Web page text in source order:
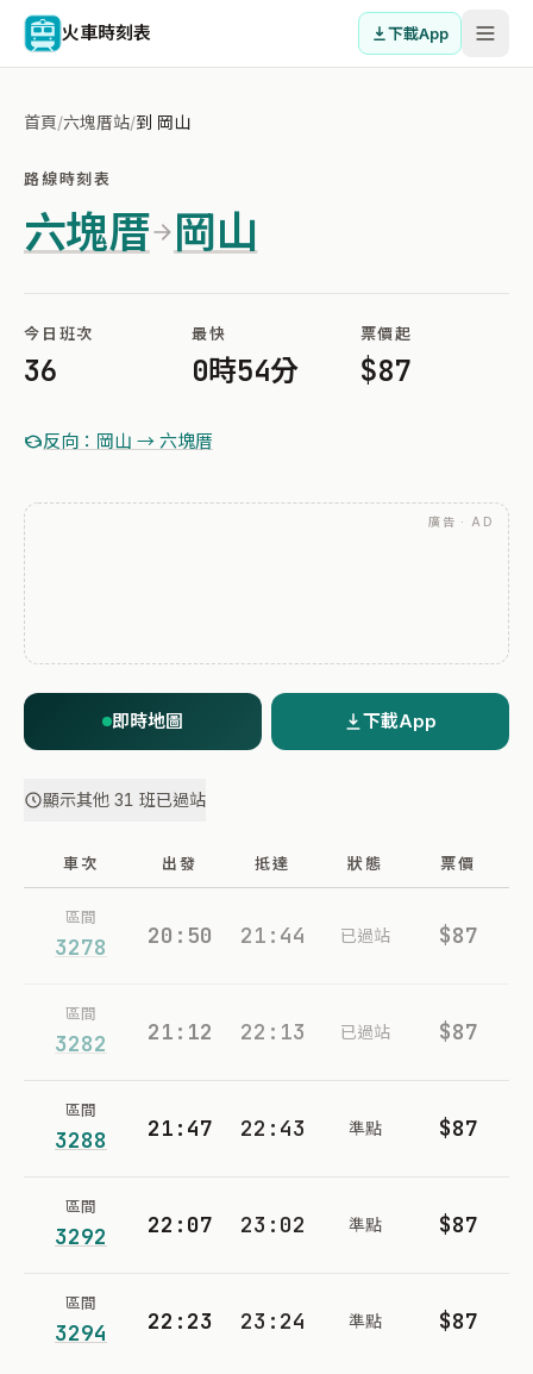
火車時刻表 下載App
首頁/六塊厝站/到 岡山
路線時刻表
六塊厝 岡山
今日班次
36
最快
0時54分
票價起
$87
反向：岡山 → 六塊厝
廣告 · AD
即時地圖 下載App
顯示其他 31 班已過站
車次 出發 抵達 狀態 票價
區間
3278 20:50 21:44 已過站 $87
區間
3282 21:12 22:13 已過站 $87
區間
3288 21:47 22:43 準點 $87
區間
3292 22:07 23:02 準點 $87
區間
3294 22:23 23:24 準點 $87